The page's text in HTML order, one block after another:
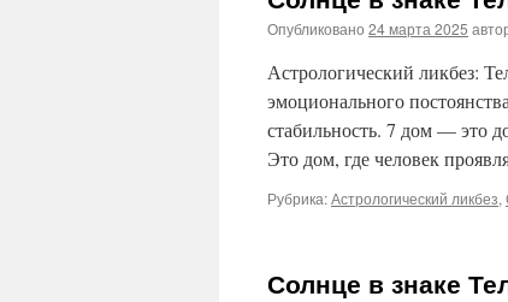
Опубликовано 24 марта 2025
Астрологический ликбез:
эмоционального
стабильность. 7 дом — это
Это дом, где человек
Рубрика:Астрологический ликбез,
Солнце в знаке